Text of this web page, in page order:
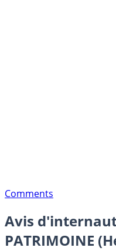
Comments
Avis
PATRIMOINE